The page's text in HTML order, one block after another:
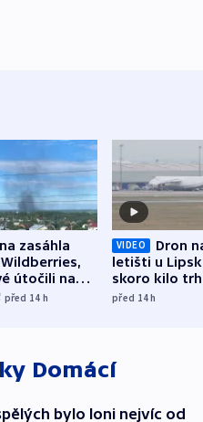
zasáhla
útočili na
či
před 14 h
VIDEO
Dron
letišti u
skoro kilo
indicie
před 14h
Domácí
bylo loni nejvíc od